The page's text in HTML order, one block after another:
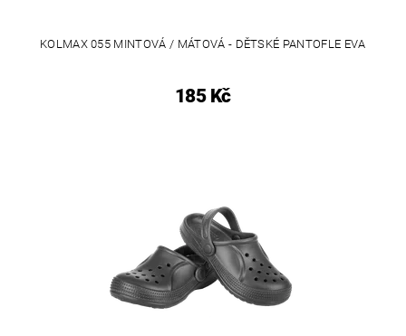
KOLMAX 055 MINTOVÁ / MÁTOVÁ - DĚTSKÉ PANTOFLE EVA
185 Kč